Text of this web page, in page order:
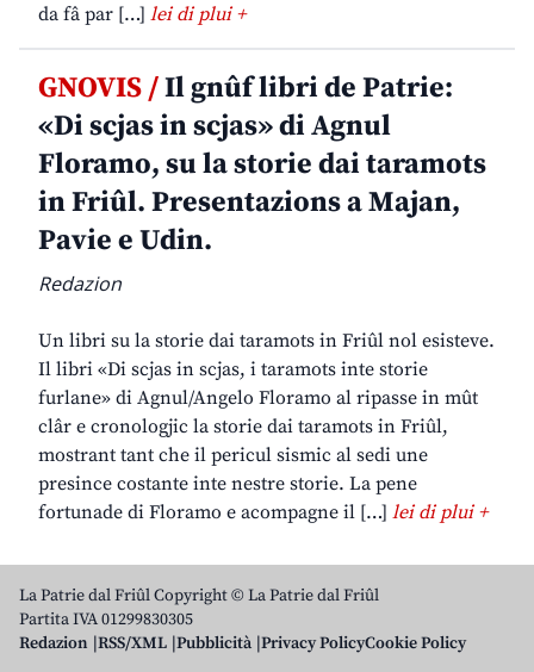
da fâ par […] lei di plui +
GNOVIS /Il gnûf libri de Patrie:
«Di scjas in scjas» di Agnul
Floramo, su la storie dai taramots
in Friûl. Presentazions a Majan,
Pavie e Udin.
Redazion
Un libri su la storie dai taramots in Friûl nol esisteve.
Il libri «Di scjas in scjas, i taramots inte storie
furlane» di Agnul/Angelo Floramo al ripasse in mût
clâr e cronologjic la storie dai taramots in Friûl,
mostrant tant che il pericul sismic al sedi une
presince costante inte nestre storie. La pene
fortunade di Floramo e acompagne il […] lei di plui +
La Patrie dal Friûl Copyright © La Patrie dal Friûl
Partita IVA 01299830305
Redazion RSS/XML Pubblicità Privacy PolicyCookie Policy